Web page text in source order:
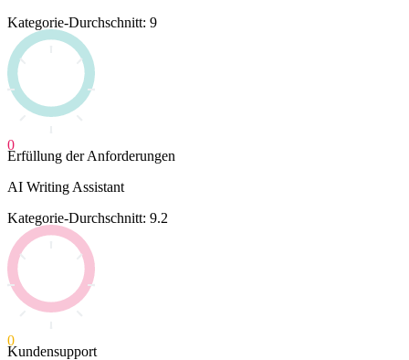
Kategorie-Durchschnitt: 9
0
Erfüllung der Anforderungen
AI Writing Assistant
Kategorie-Durchschnitt: 9.2
0
Kundensupport